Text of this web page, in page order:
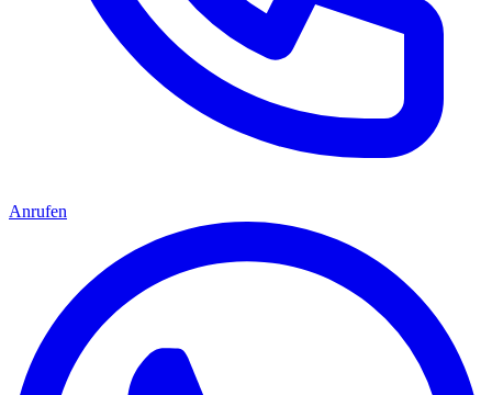
Anrufen